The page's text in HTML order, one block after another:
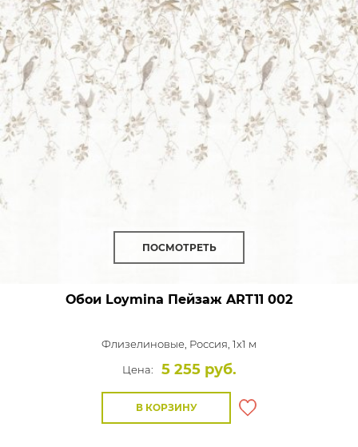
ПОСМОТРЕТЬ
Обои Loymina Пейзаж ART11 002
Флизелиновые, Россия, 1x1 м
Цена:
5 255 руб.
В КОРЗИНУ